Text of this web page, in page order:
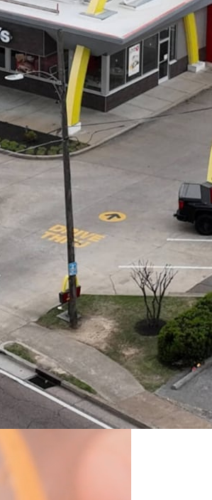
catena di
di erogazione